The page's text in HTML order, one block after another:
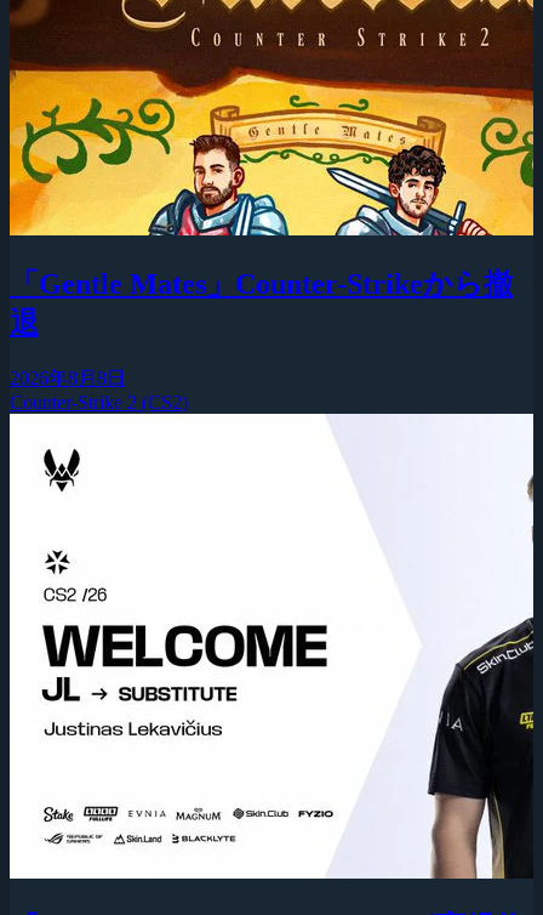
「Gentle Mates」Counter-Strikeから撤
退
2026年8月8日
Counter-Strike 2 (CS2)